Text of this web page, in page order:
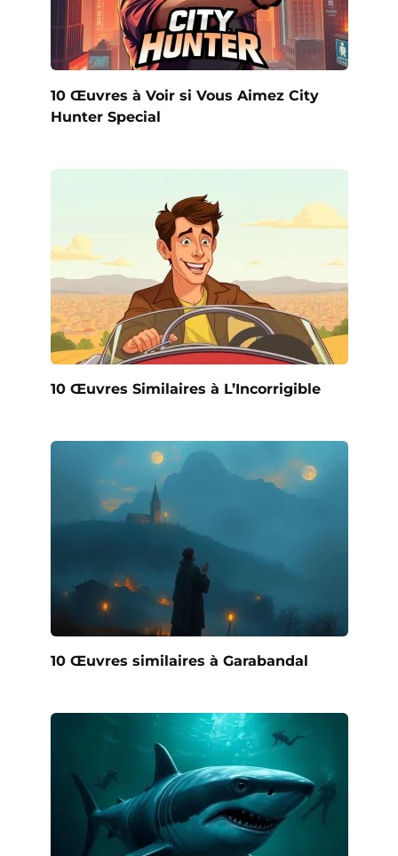
10 Œuvres à Voir si Vous Aimez City
Hunter Special
10 Œuvres Similaires à L’Incorrigible
10 Œuvres similaires à Garabandal